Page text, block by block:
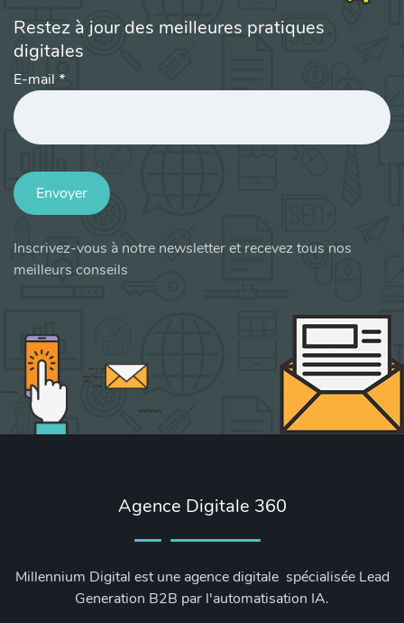
Restez à jour des meilleures pratiques
digitales
E-mail *
Envoyer
Inscrivez-vous à notre newsletter et recevez tous nos
meilleurs conseils
Agence Digitale 360
Millennium Digital est une agence digitale spécialisée Lead
Generation B2B par l'automatisation IA.